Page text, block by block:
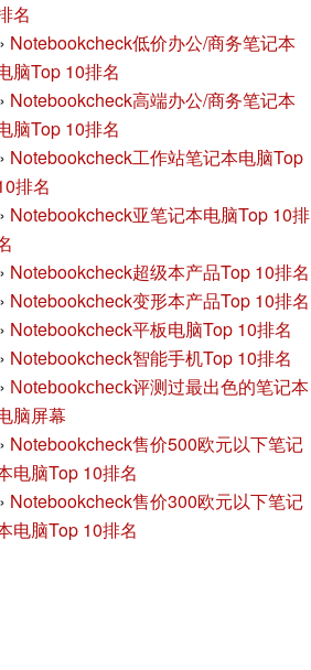
名
Notebookcheck低价办公/商务笔记本
脑Top 10排名
Notebookcheck高端办公/商务笔记本
脑Top 10排名
Notebookcheck工作站笔记本电脑Top
排名
Notebookcheck亚笔记本电脑Top 10排
Notebookcheck超级本产品Top 10排名
Notebookcheck变形本产品Top 10排名
Notebookcheck平板电脑Top 10排名
Notebookcheck智能手机Top 10排名
Notebookcheck评测过最出色的笔记本
脑屏幕
Notebookcheck售价500欧元以下笔记
电脑Top 10排名
Notebookcheck售价300欧元以下笔记
电脑Top 10排名